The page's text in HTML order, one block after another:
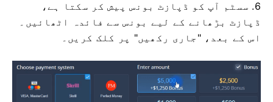
6. سسٹم آپ کو ڈپازٹ بونس پیش کر سکتا ہے،
ڈپازٹ بڑھانے کے لیے بونس سے فائدہ اٹھائیں۔
اس کے بعد، "جاری رکھیں" پر کلک کریں۔